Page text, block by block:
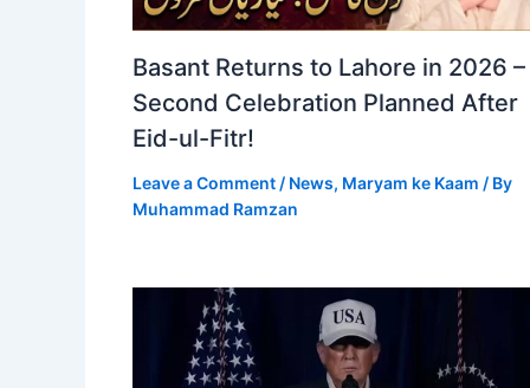
Basant Returns to Lahore in 2026 –
Second Celebration Planned After
Eid-ul-Fitr!
Leave a Comment / News, Maryam ke Kaam / By
Muhammad Ramzan